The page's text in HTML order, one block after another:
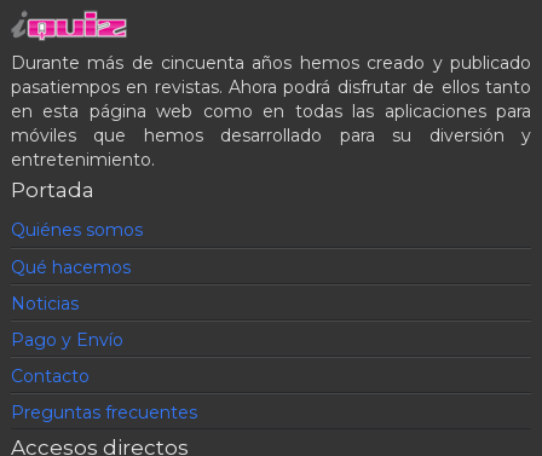
Durante más de cincuenta años hemos creado y publicado
pasatiempos en revistas. Ahora podrá disfrutar de ellos tanto
en esta página web como en todas las aplicaciones para
móviles que hemos desarrollado para su diversión y
entretenimiento.
Portada
Quiénes somos
Qué hacemos
Noticias
Pago y Envío
Contacto
Preguntas frecuentes
Accesos directos